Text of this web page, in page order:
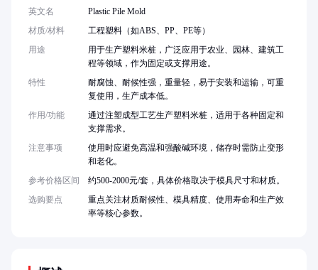
英文名
Plastic Pile Mold
材质/材料
工程塑料（如ABS、PP、PE等）
用途
用于生产塑料米桩，广泛应用于农业、园林、建筑工
程等领域，作为固定或支撑用途。
特性
耐腐蚀、耐候性强，重量轻，易于安装和运输，可重
复使用，生产成本低。
作用/功能
通过注塑成型工艺生产塑料米桩，适用于各种固定和
支撑需求。
注意事项
使用时应避免高温和强酸碱环境，储存时需防止变形
和老化。
参考价格区间
约500-2000元/套，具体价格取决于模具尺寸和材质。
选购要点
重点关注材质耐候性、模具精度、使用寿命和生产效
率等核心参数。